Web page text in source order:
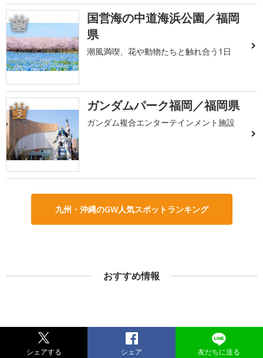
2
国営海の中道海浜公園／福岡
県
潮風満喫、花や動物たちと触れ合う1日
3 ガンダムパーク福岡／福岡県
ガンダム複合エンターテインメント施設
九州・沖縄のGW人気スポットランキング
おすすめ情報
シェアする シェア 友だちに送る